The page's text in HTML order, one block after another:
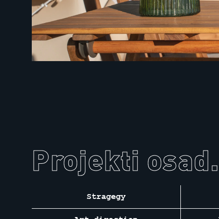
Projekti osad.
Stragegy